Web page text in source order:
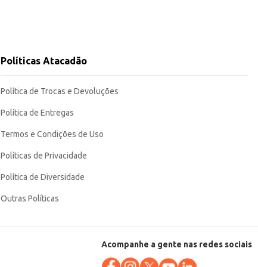
Políticas Atacadão
Política de Trocas e Devoluções
Política de Entregas
Termos e Condições de Uso
Políticas de Privacidade
Política de Diversidade
Outras Políticas
Acompanhe a gente nas redes sociais